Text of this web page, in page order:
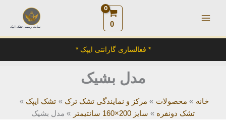
0 سایت رسمی تشک ایپک
* فعالسازی گارانتی ایپک *
مدل بشیک
خانه محصولات مرکز و نمایندگی تشک ترک
تشک ایپک
تشک دونفره
سایز 200×160 سانتیمتر مدل بشیک